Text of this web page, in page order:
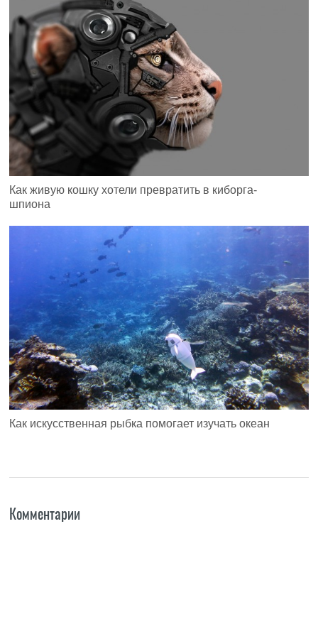
Как живую кошку хотели превратить в киборга-
шпиона
Как искусственная рыбка помогает изучать океан
Комментарии